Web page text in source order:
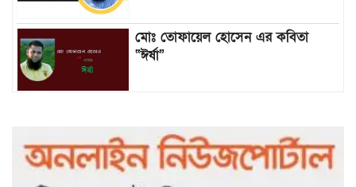
মোঃ তোফায়েল হোসেন এর কবিতা
“ঈর্ষা”
আটকে পড়া ১০ পর্যটককে উদ্ধার করল
পুলিশ ও ফায়ার সার্ভিস
গাছ না কেটে আমাদের পুড়িয়ে মারলে